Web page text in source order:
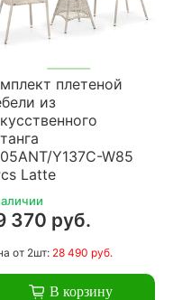
плетеной
из
Y137C-W85
Latte
370 руб.
от 2шт: 28 490 руб.
В корзину